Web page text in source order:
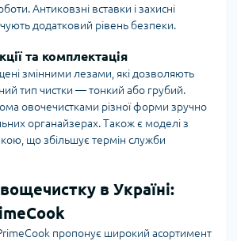
Антиковзні вставки і захисні
додатковий рівень безпеки.
та комплектація
змінними лезами, які дозволяють
тип чистки — тонкий або грубий.
овочечистками різної форми зручно
органайзерах. Також є моделі з
що збільшує термін служби
в Україні:
пропонує широкий асортимент